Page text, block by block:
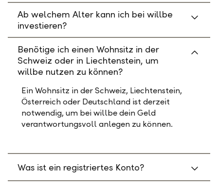
Ab welchem Alter kann ich bei willbe
investieren?
Benötige ich einen Wohnsitz in der
Schweiz oder in Liechtenstein, um
willbe nutzen zu können?
Ein Wohnsitz in der Schweiz, Liechtenstein,
Österreich oder Deutschland ist derzeit
notwendig, um bei willbe dein Geld
verantwortungsvoll anlegen zu können.
Was ist ein registriertes Konto?